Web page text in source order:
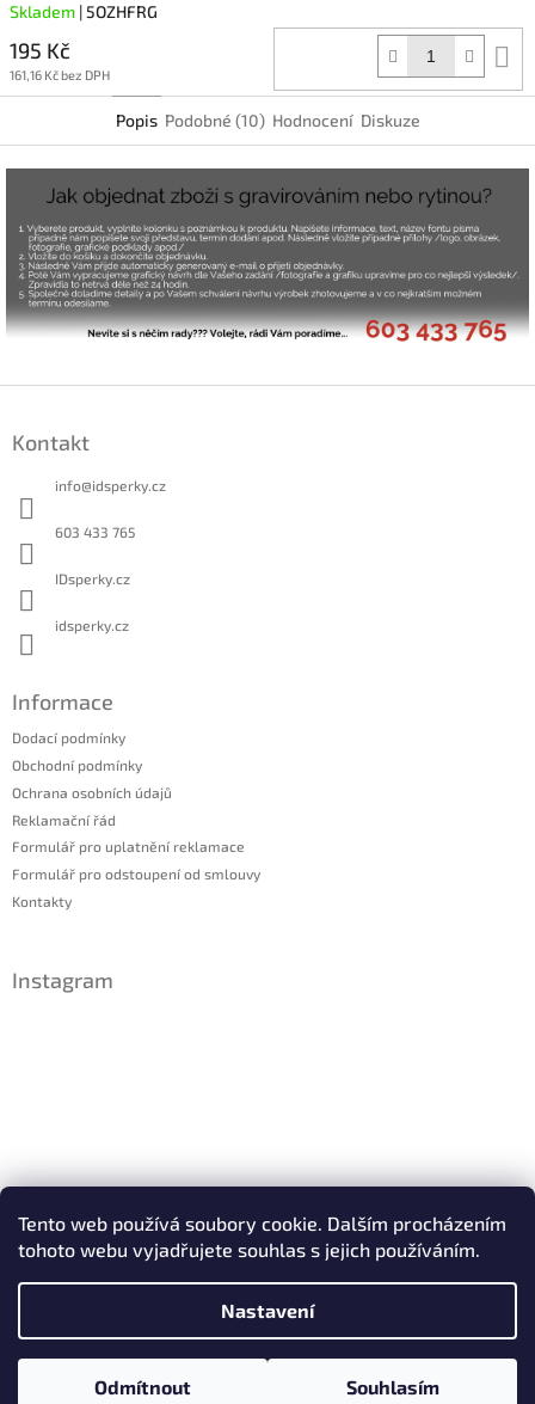
Tento web používá soubory cookie. Dalším procházením
tohoto webu vyjadřujete souhlas s jejich používáním.
Nastavení
Odmítnout Souhlasím
Skladem | 5OZHFRG
195 Kč
161,16 Kč bez DPH
Popis Podobné (10) Hodnocení Diskuze
Kontakt
info@idsperky.cz
603 433 765
IDsperky.cz
idsperky.cz
Informace
Dodací podmínky
Obchodní podmínky
Ochrana osobních údajů
Reklamační řád
Formulář pro uplatnění reklamace
Formulář pro odstoupení od smlouvy
Kontakty
Instagram
Sledovat na Instagramu
Facebook
Vytvořil Shoptet Copyright 2026 . Všechna práva vyhrazena.